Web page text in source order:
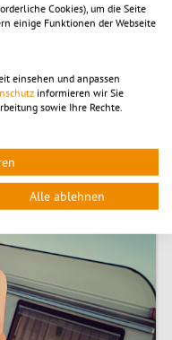
Cookies), um die Seite
einige Funktionen der Webseite
einsehen und anpassen
informieren wir Sie
sowie Ihre Rechte.
Alle ablehnen